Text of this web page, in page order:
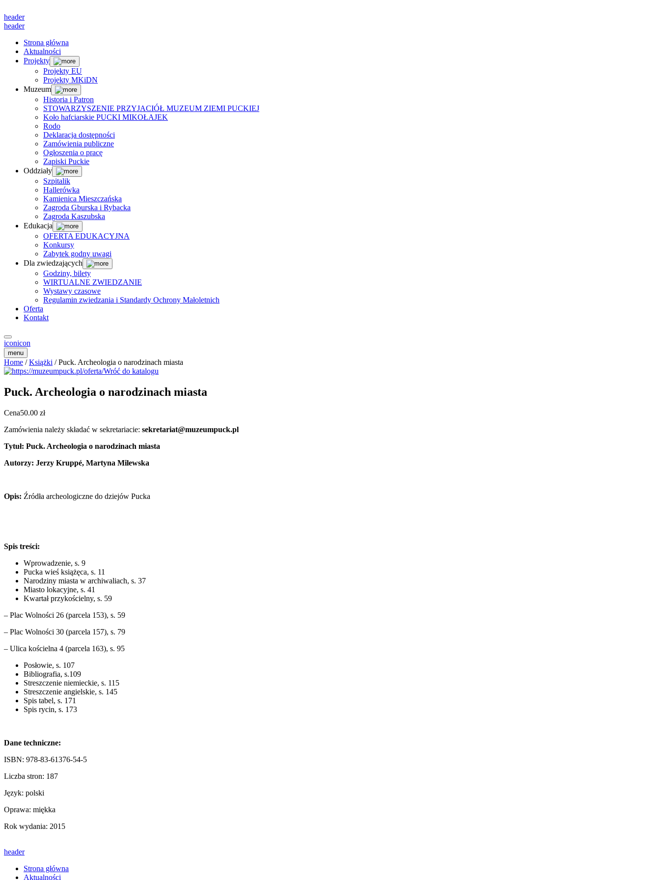
header
header
Strona główna
Aktualności
Projekty
Projekty EU
Projekty MKiDN
Muzeum
Historia i Patron
STOWARZYSZENIE PRZYJACIÓŁ MUZEUM ZIEMI PUCKIEJ
Koło hafciarskie PUCKI MIKOŁAJEK
Rodo
Deklaracja dostępności
Zamówienia publiczne
Ogłoszenia o pracę
Zapiski Puckie
Oddziały
Szpitalik
Hallerówka
Kamienica Mieszczańska
Zagroda Gburska i Rybacka
Zagroda Kaszubska
Edukacja
OFERTA EDUKACYJNA
Konkursy
Zabytek godny uwagi
Dla zwiedzających
Godziny, bilety
WIRTUALNE ZWIEDZANIE
Wystawy czasowe
Regulamin zwiedzania i Standardy Ochrony Małoletnich
Oferta
Kontakt
iconicon
menu
Home /Książki / Puck. Archeologia o narodzinach miasta
Wróć do katalogu
Puck. Archeologia o narodzinach miasta
Cena50.00 zł
Zamówienia należy składać w sekretariacie: sekretariat@muzeumpuck.pl
Tytuł: Puck. Archeologia o narodzinach miasta
Autorzy: Jerzy Kruppé, Martyna Milewska
Opis: Źródła archeologiczne do dziejów Pucka
Spis treści:
Wprowadzenie, s. 9
Pucka wieś książęca, s. 11
Narodziny miasta w archiwaliach, s. 37
Miasto lokacyjne, s. 41
Kwartał przykościelny, s. 59
– Plac Wolności 26 (parcela 153), s. 59
– Plac Wolności 30 (parcela 157), s. 79
– Ulica kościelna 4 (parcela 163), s. 95
Posłowie, s. 107
Bibliografia, s.109
Streszczenie niemieckie, s. 115
Streszczenie angielskie, s. 145
Spis tabel, s. 171
Spis rycin, s. 173
Dane techniczne:
ISBN: 978-83-61376-54-5
Liczba stron: 187
Język: polski
Oprawa: miękka
Rok wydania: 2015
header
Strona główna
Aktualności